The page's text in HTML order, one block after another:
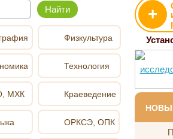
МХК
Физкультура
Технология
Краеведение
ОРКСЭ, ОПК
+